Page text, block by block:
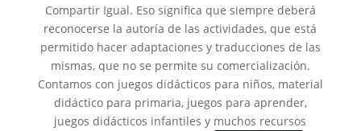
Compartir Igual. Eso significa que siempre deberá
reconocerse la autoría de las actividades, que está
permitido hacer adaptaciones y traducciones de las
mismas, que no se permite su comercialización.
Contamos con juegos didácticos para niños, material
didáctico para primaria, juegos para aprender,
juegos didácticos infantiles y muchos recursos